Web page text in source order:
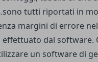
tutti riportati in
margini di errore
dal software.
un software di